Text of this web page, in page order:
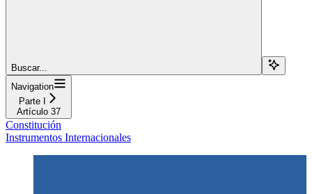
Buscar...
Navigation
Parte I
Artículo 37
Constitución
Instrumentos Internacionales